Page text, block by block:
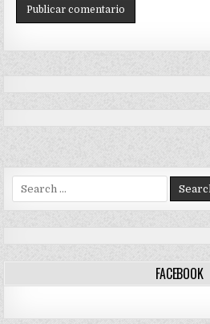
Search
for:
FACEBOOK